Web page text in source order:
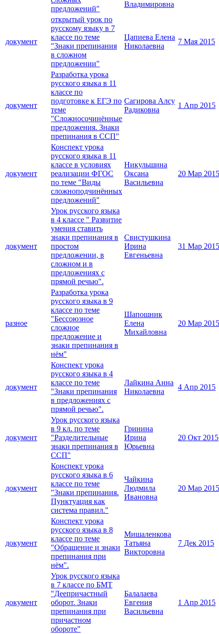
предложений"
Владимировна
документ
открытый урок по
русскому языку в 7
классе по теме
"Знаки препинания
в сложном
предложении"
Цапиева Елена
Николаевна
7 Мая 2015
документ
Разработка урока
русского языка в 11
классе по
подготовке к ЕГЭ по
теме
"Сложносочинённые
предложения. Знаки
препинания в ССП"
Сагирова Алсу
Радиковна
1 Апр 2015
документ
Конспект урока
русского языка в 11
классе в условиях
реализации ФГОС
по теме "Виды
сложноподчинённых
предложений"
Никульшина
Оксана
Васильевна
20 Мар 2015
документ
Урок русского языка
в 4 классе " Развитие
умения ставить
знаки препинания в
простом
предложении, в
сложном и в
предложениях с
прямой речью".
Свистушкина
Ирина
Евгеньевна
31 Мар 2015
разное
Разработка урока
русского языка в 9
классе по теме
"Бессоюзное
сложное
предложение и
знаки препинания в
нём"
Шапошник
Елена
Михайловна
20 Мар 2015
документ
Конспект урока
русского языка в 4
классе по теме
"Знаки препинания
в предложениях с
прямой речью".
Лайкина Анна
Николаевна
4 Апр 2015
документ
Урок русского языка
в 9 кл. по теме
"Разделительные
знаки препинания в
ССП"
Гринина
Ирина
Юрьевна
20 Окт 2015
документ
Конспект урока
русского языка в 6
классе по теме
"Знаки препинания.
Пунктуация как
система правил."
Чайкина
Людмила
Ивановна
20 Мар 2015
документ
Конспект урока
русского языка в 8
классе по теме
"Обращение и знаки
препинания при
нём".
Мишаленкова
Татьяна
Викторовна
7 Дек 2015
документ
Урок русского языка
в 7 классе по БМТ
"Деепричастный
оборот. Знаки
препинания при
причастном
обороте"
Балалаева
Евгения
Васильевна
1 Апр 2015